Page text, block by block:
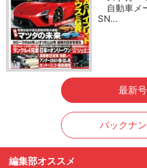
自動車メ
SN…
最新号
バックナ
編集部オススメ